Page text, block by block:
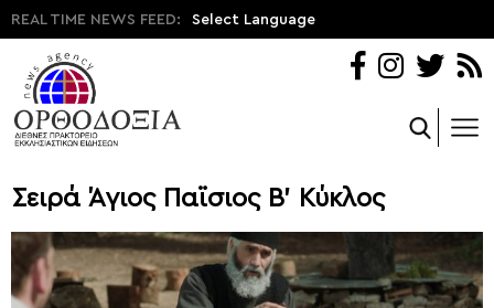
REAL TIME NEWS FEED: Select Language
Σειρά Άγιος Παϊσιος Β' Κύκλος